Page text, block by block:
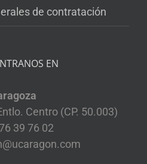
de contratación
EN
Centro (CP. 50.003)
39 76 02